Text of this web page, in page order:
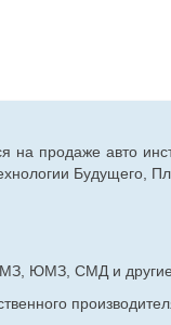
на продаже авто
Будущего,
ЮМЗ, СМД и другие